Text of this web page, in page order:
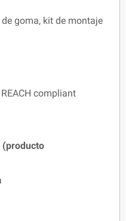
goma, kit de montaje
compliant
(producto